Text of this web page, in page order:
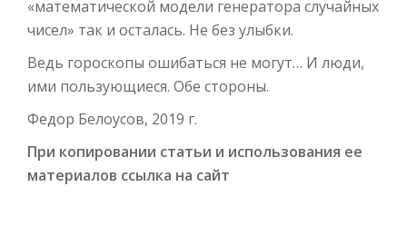
«математической модели генератора случайных
чисел» так и осталась. Не без улыбки.
Ведь гороскопы ошибаться не могут… И люди,
ими пользующиеся. Обе стороны.
Федор Белоусов, 2019 г.
При копировании статьи и использования ее
материалов ссылка на сайт